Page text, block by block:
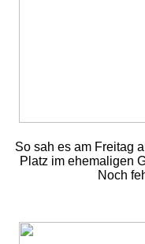
So sah es am Freitag
Platz im ehemaligen
Noch